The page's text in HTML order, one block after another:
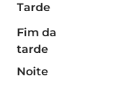
Tarde
Fim da
tarde
Noite